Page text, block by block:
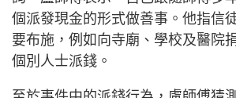
個派發現金的形式做善事。他指信
要布施，例如向寺廟、學校及醫院
個別人士派錢。